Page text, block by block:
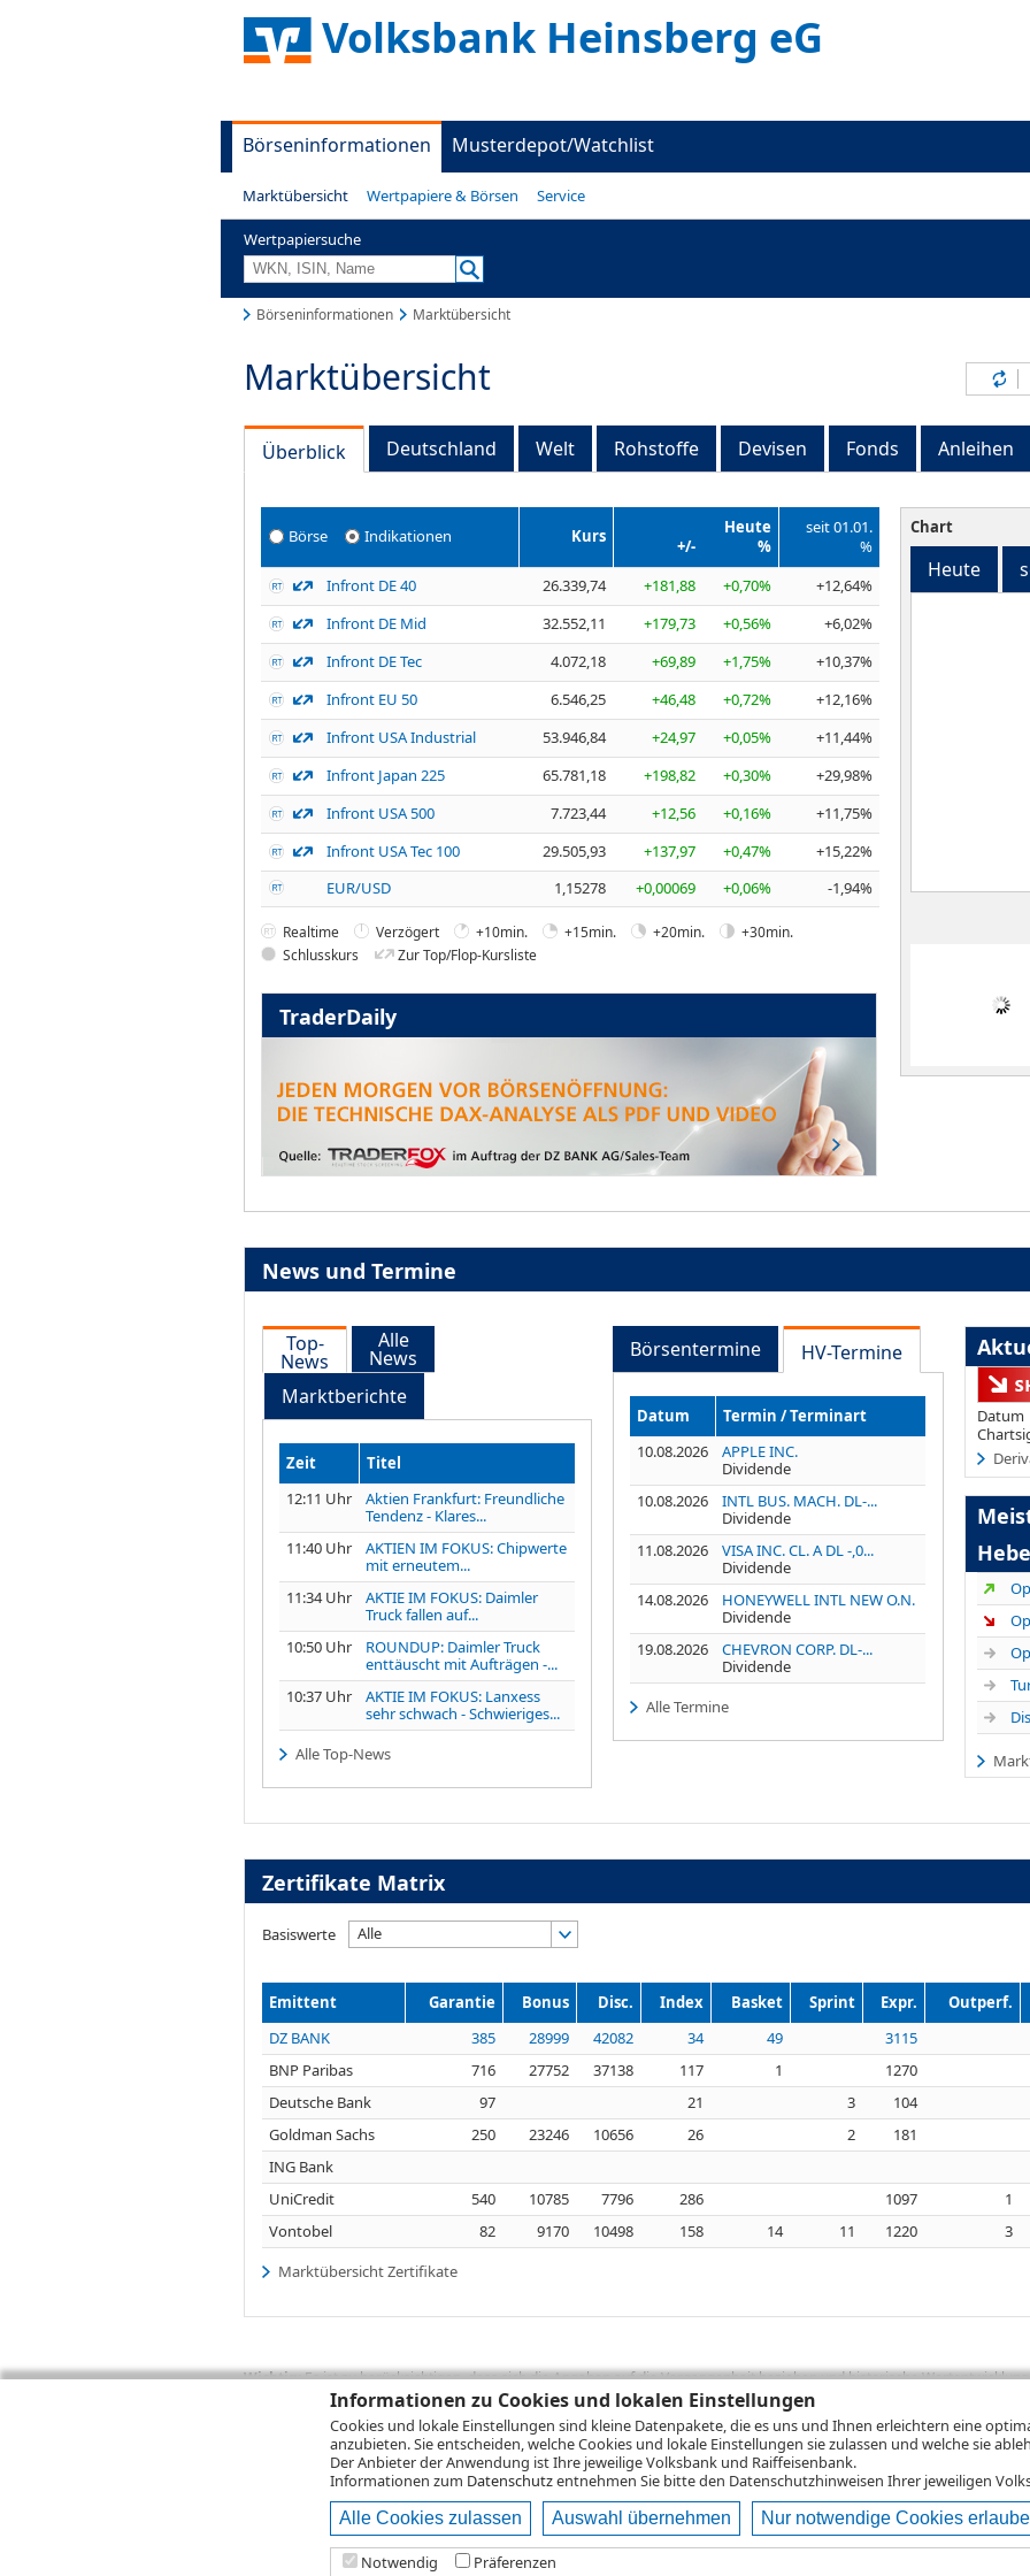
Informationen zu Cookies und lokalen Einstellungen
Cookies und lokale Einstellungen sind kleine Datenpakete, die es uns und Ihnen erleichtern eine
anzubieten. Sie entscheiden, welche Cookies und lokale Einstellungen sie zulassen und welche sie
Der Anbieter der Anwendung ist Ihre jeweilige Volksbank und Raiffeisenbank.
Informationen zum Datenschutzentnehmen Sie bitte den Datenschutzhinweisen Ihrer jeweiligen
Alle Cookies zulassen Auswahl übernehmen Nur notwendige Cookies
Notwendig Präferenzen
Volksbank Heinsberg eG
Börseninformationen Musterdepot/Watchlist
Marktübersicht Wertpapiere & Börsen Service
Wertpapiersuche
Börseninformationen Marktübersicht
Marktübersicht
Überblick Deutschland Welt Rohstoffe Devisen Fonds Anleihen
Börse Indikationen Kurs Heute
seit 01.01.
+/-
%
%
Infront DE 40
26.339,74 +181,88 +0,70%
+12,64%
Infront DE Mid
32.552,11 +179,73 +0,56%
+6,02%
Infront DE Tec
4.072,18 +69,89 +1,75%
+10,37%
Infront EU 50
6.546,25 +46,48 +0,72%
+12,16%
Infront USA Industrial
53.946,84 +24,97 +0,05%
+11,44%
Infront Japan 225
65.781,18 +198,82 +0,30%
+29,98%
Infront USA 500
7.723,44 +12,56 +0,16%
+11,75%
Infront USA Tec 100
29.505,93 +137,97 +0,47%
+15,22%
EUR/USD
1,15278 +0,00069 +0,06% -1,94%
Realtime Verzögert +10min. +15min. +20min.
+30min.
Schlusskurs
Zur Top/Flop-Kursliste
TraderDaily
Chart
Heute
News und Termine
Top-
News
Alle
News
Marktberichte
Zeit
Titel
12:11 Uhr
Aktien Frankfurt: Freundliche
Tendenz - Klares...
11:40 Uhr
AKTIEN IM FOKUS: Chipwerte
mit erneutem...
11:34 Uhr
AKTIE IM FOKUS: Daimler
Truck fallen auf...
10:50 Uhr
ROUNDUP: Daimler Truck
enttäuscht mit Aufträgen -...
10:37 Uhr
AKTIE IM FOKUS: Lanxess
sehr schwach - Schwieriges...
Alle Top-News
Börsentermine HV-Termine
Datum
Termin / Terminart
10.08.2026
APPLE INC.
Dividende
10.08.2026
INTL BUS. MACH. DL-...
Dividende
11.08.2026
VISA INC. CL. A DL -,0...
Dividende
14.08.2026
HONEYWELL INTL NEW O.N.
Dividende
19.08.2026
CHEVRON CORP. DL-...
Dividende
Alle Termine
Datum
Zertifikate Matrix
Basiswerte Alle
Emittent Garantie Bonus Disc. Index Basket Sprint Expr. Outperf.
DZ BANK
385 28999 42082 34 49 3115
BNP Paribas
716 27752 37138 117 1 1270
Deutsche Bank
97 21 3
104
Goldman Sachs
250 23246 10656 26 2 181
ING Bank
UniCredit
540 10785 7796 286 1097 1
Vontobel
82 9170 10498 158 14 11 1220 3
Marktübersicht Zertifikate
Wichtig:Es ist zu berücksichtigen, dass sich die Angaben auf die Vergangenheit beziehen und historische
zukünftige Ergebnisse darstellen. Bei Performanceangaben handelt es sich stets um Bruttowertangaben. Bei
Provisionen, Gebühren und andere Entgelte), die beim Erwerb von Wertpapieren in der Regel anfallen, nicht berücksichtigt.
Depotgebühren hinzu. Mit dem Wertentwicklungsrechner können Sie auf den einzelnen Wertpapierseiten Ihre individuell
Performance, die sich unter Berücksichtigung sämtlicher Transaktionskosten und etwaigen Depotgebühren ergibt,
kann die Rendite zudem infolge von Währungsschwankungen steigen oder fallen.
DZ BANK AGBitte beachten Sie dieNutzungsbedingungen Datenschutz
Hilfe